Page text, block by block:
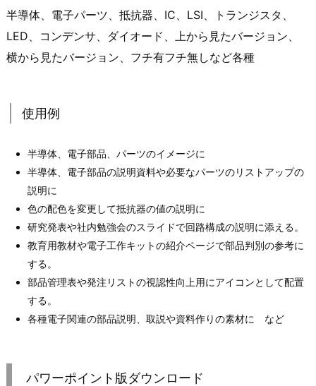
半導体、電子パーツ、抵抗器、IC、LSI、トランジスタ、
LED、コンデンサ、ダイオード、上から見たバージョン、
横から見たバージョン、フチ有フチ無しなど各種
使用例
半導体、電子部品、パーツのイメージに
半導体、電子部品の説明資料や必要なパーツのリストアップの
説明に
色の配色を変更して抵抗器の値の説明に
研究発表や社内勉強会のスライドで回路構成の説明に添える。
教育用教材や電子工作キットの紹介ページで部品判別の参考に
する。
部品管理表や発注リストの視認性向上用にアイコンとして配置
する。
各種電子関連の部品説明、取説や資料作りの素材に など
パワーポイント版ダウンロード